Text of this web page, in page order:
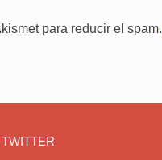
para reducir el spam.